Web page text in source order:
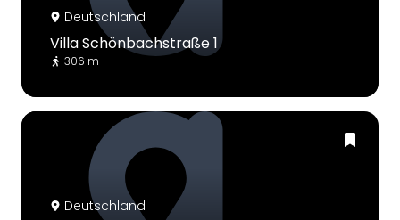
Deutschland
Villa Schönbachstraße 1
306 m
Deutschland